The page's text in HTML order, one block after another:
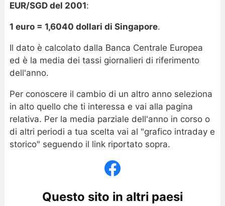
EUR/SGD del 2001:
1 euro = 1,6040 dollari di Singapore.
Il dato è calcolato dalla Banca Centrale Europea
ed è la media dei tassi giornalieri di riferimento
dell'anno.
Per conoscere il cambio di un altro anno seleziona
in alto quello che ti interessa e vai alla pagina
relativa. Per la media parziale dell'anno in corso o
di altri periodi a tua scelta vai al "grafico intraday e
storico" seguendo il link riportato sopra.
Questo sito in altri paesi